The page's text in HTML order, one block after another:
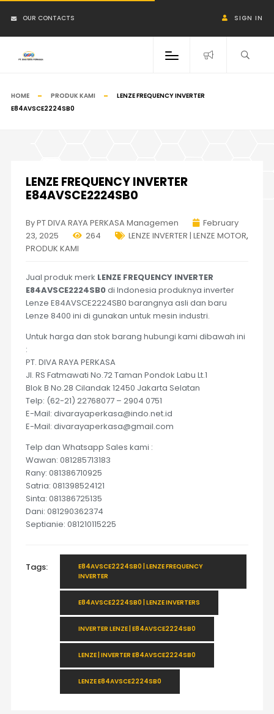
OUR CONTACTS SIGN IN
HOME PRODUK KAMI
LENZE FREQUENCY INVERTER
E84AVSCE2224SB0
LENZE FREQUENCY INVERTER
E84AVSCE2224SB0
By PT DIVA RAYA PERKASA Managemen
February
23, 2025
264 LENZE INVERTER | LENZE MOTOR,
PRODUK KAMI
Jual produk merk LENZE FREQUENCY INVERTER
E84AVSCE2224SB0di Indonesia produknya inverter
Lenze E84AVSCE2224SB0 barangnya asli dan baru
Lenze 8400 ini di gunakan untuk mesin industri.
Untuk harga dan stok barang hubungi kami dibawah ini
:
PT. DIVA RAYA PERKASA
Jl. RS Fatmawati No.72 Taman Pondok Labu Lt.1
Blok B No.28 Cilandak 12450 Jakarta Selatan
Telp: (62-21) 22768077 – 2904 0751
E-Mail: divarayaperkasa@indo.net.id
E-Mail: divarayaperkasa@gmail.com
Telp dan Whatsapp Sales kami :
Wawan: 081285713183
Rany: 081386710925
Satria: 081398524121
Sinta: 081386725135
Dani: 081290362374
Septianie: 081210115225
Tags:
E84AVSCE2224SB0 | LENZE FREQUENCY
INVERTER
E84AVSCE2224SB0 | LENZE INVERTERS
INVERTER LENZE | E84AVSCE2224SB0
LENZE | INVERTER E84AVSCE2224SB0
LENZE E84AVSCE2224SB0